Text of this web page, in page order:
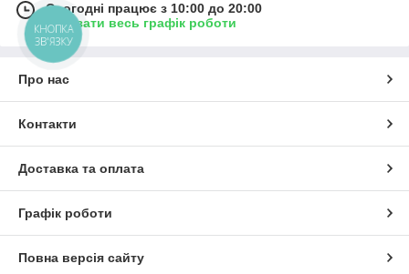
Сьогодні працює з 10:00 до 20:00
Показати весь графік роботи
Про нас
Контакти
Доставка та оплата
Графік роботи
Повна версія сайту
КНОПКА
ЗВ'ЯЗКУ